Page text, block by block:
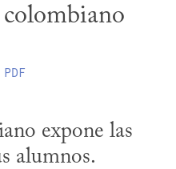
PDF
expone las
alumnos.